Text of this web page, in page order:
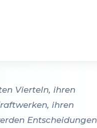
Vierteln, ihren
ihren
Entscheidungen